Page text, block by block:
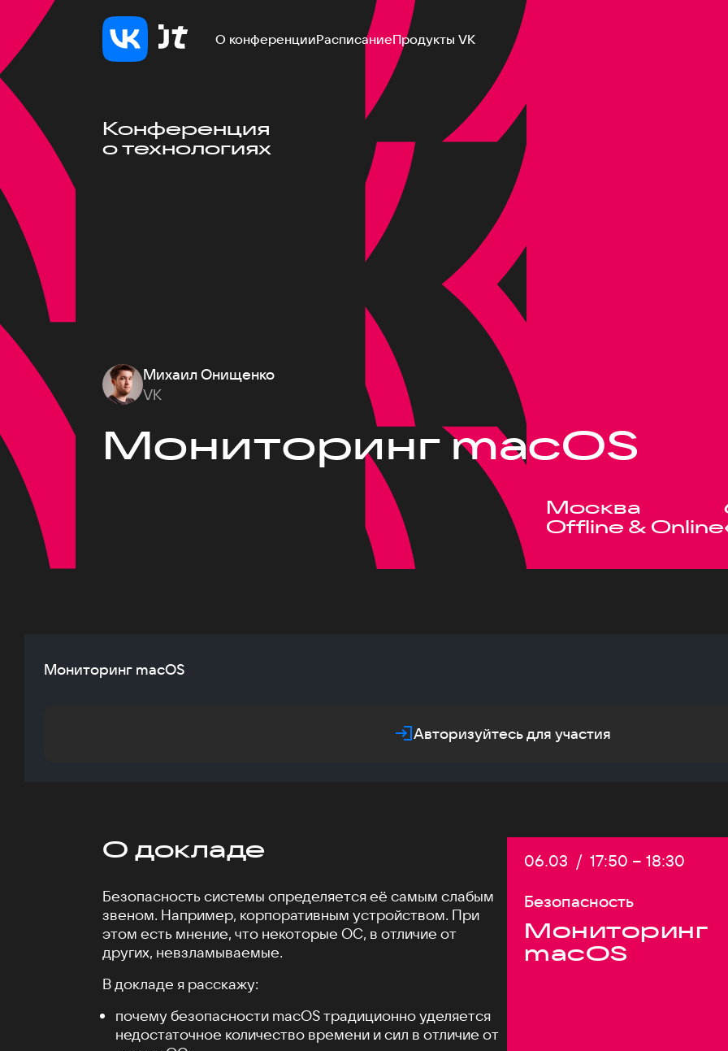
О конференцииРасписаниеПродукты VK
Конференция
о технологиях
Михаил Онищенко
VK
Мониторинг macOS
Москва
Offline & Online
Мониторинг macOS
Авторизуйтесь для участия
О докладе
Безопасность системы определяется её самым слабым
звеном. Например, корпоративным устройством. При
этом есть мнение, что некоторые ОС, в отличие от
других, невзламываемые.
В докладе я расскажу:
почему безопасности macOS традиционно уделяется
недостаточное количество времени и сил в отличие от
Дата:
06.03 / Начало:
17:50 – Конец:
18:30
Безопасность
Мониторинг
macOS